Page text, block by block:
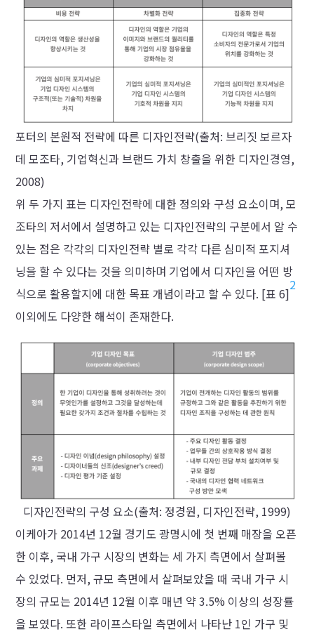
포터의 본원적 전략에 따른 디자인전략(출처: 브리짓 보르자
데 모조타, 기업혁신과 브랜드 가치 창출을 위한 디자인경영,
2008)
위 두 가지 표는 디자인전략에 대한 정의와 구성 요소이며, 모
조타의 저서에서 설명하고 있는 디자인전략의 구분에서 알 수
있는 점은 각각의 디자인전략 별로 각각 다른 심미적 포지셔
닝을 할 수 있다는 것을 의미하며 기업에서 디자인을 어떤 방
식으로 활용할지에 대한 목표 개념이라고 할 수 있다. [표 6]
2
이외에도 다양한 해석이 존재한다.
디자인전략의 구성 요소(출처: 정경원, 디자인전략, 1999)
이케아가 2014년 12월 경기도 광명시에 첫 번째 매장을 오픈
한 이후, 국내 가구 시장의 변화는 세 가지 측면에서 살펴볼
수 있었다. 먼저, 규모 측면에서 살펴보았을 때 국내 가구 시
장의 규모는 2014년 12월 이후 매년 약 3.5% 이상의 성장률
을 보였다. 또한 라이프스타일 측면에서 나타난 1인 가구 및